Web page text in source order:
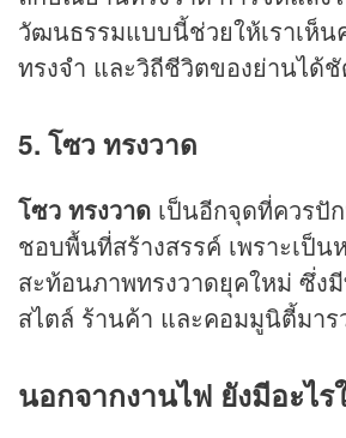
วัฒนธรรมแบบนี้ช่วยให้เราเห็น
ทรงจำ และวิถีชีวิตของย่านได้
5. โซว ทรงวาด
โซว ทรงวาด เป็นอีกจุดที่ควรปั
ชอบพื้นที่สร้างสรรค์ เพราะเป็
สะท้อนภาพทรงวาดยุคใหม่ ซึ่ง
สไตล์ ร้านค้า และคอมมูนิตี้มา
นอกจากงานไฟ ยังมีอะไร